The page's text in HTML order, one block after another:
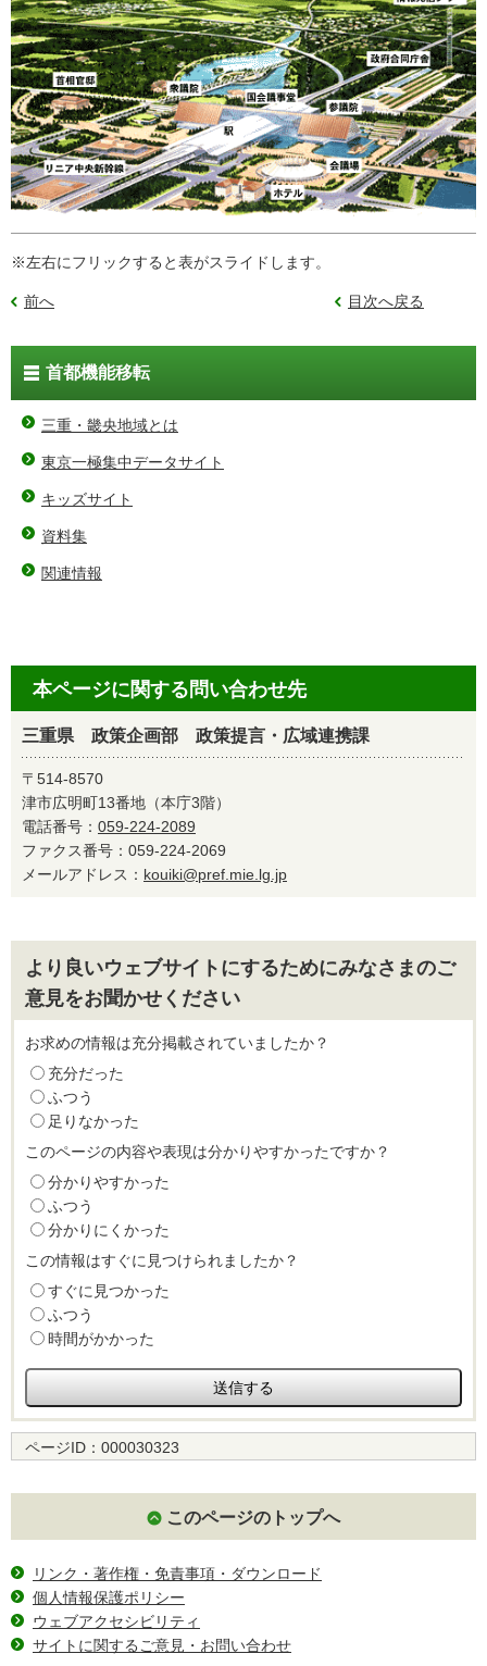
※左右にフリックすると表がスライドします。
前へ 目次へ戻る
首都機能移転
三重・畿央地域とは
東京一極集中データサイト
キッズサイト
資料集
関連情報
本ページに関する問い合わせ先
三重県 政策企画部 政策提言・広域連携課
〒514-8570
津市広明町13番地（本庁3階）
電話番号： 059-224-2089
ファクス番号：059-224-2069
メールアドレス： kouiki@pref.mie.lg.jp
より良いウェブサイトにするためにみなさまのご
意見をお聞かせください
お求めの情報は充分掲載されていましたか？
充分だった
ふつう
足りなかった
このページの内容や表現は分かりやすかったですか？
分かりやすかった
ふつう
分かりにくかった
この情報はすぐに見つけられましたか？
すぐに見つかった
ふつう
時間がかかった
ページID： 000030323
このページのトップへ
リンク・著作権・免責事項・ダウンロード
個人情報保護ポリシー
ウェブアクセシビリティ
サイトに関するご意見・お問い合わせ